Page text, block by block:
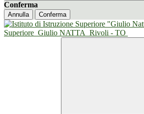
Conferma
Annulla Conferma
Superiore Giulio NATTA Rivoli - TO